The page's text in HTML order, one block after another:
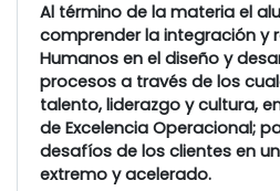
Al término de la materia el
comprender la integración y
Humanos en el diseño y
procesos a través de los
talento, liderazgo y cultura,
de Excelencia Operacional;
desafíos de los clientes en
extremo y acelerado.